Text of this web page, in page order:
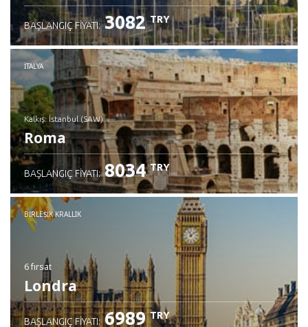
BAŞLANGIÇ FIYATI: 3082 TRY
İTALYA
Kalkış: İstanbul (SAW)
Roma
İncele
BAŞLANGIÇ FIYATI: 8034 TRY
BIRLEŞIK KRALLIK
6 fırsat
Londra
BAŞLANGIÇ FIYATI: 6989 TRY